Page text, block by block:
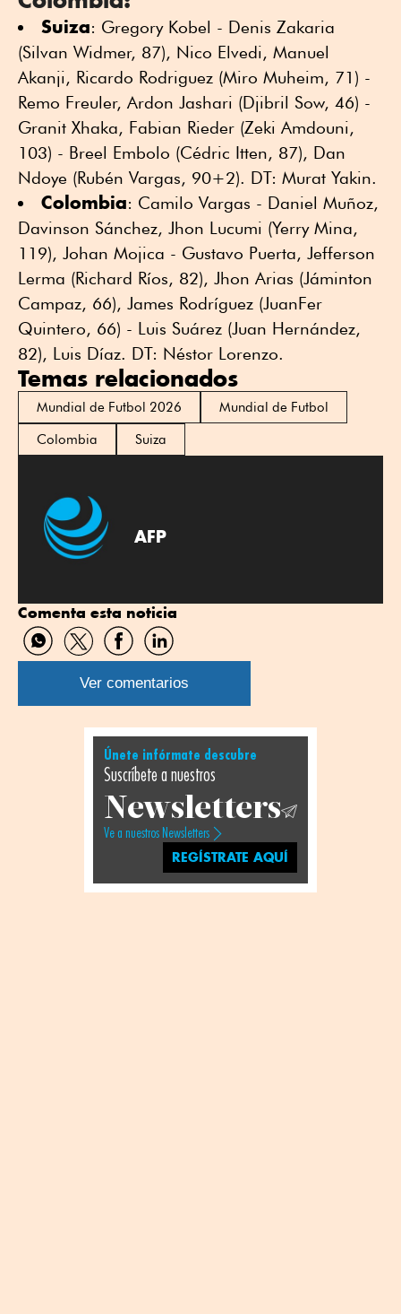
Suiza: Gregory Kobel - Denis Zakaria
(Silvan Widmer, 87), Nico Elvedi, Manuel
Akanji, Ricardo Rodriguez (Miro Muheim, 71) -
Remo Freuler, Ardon Jashari (Djibril Sow, 46) -
Granit Xhaka, Fabian Rieder (Zeki Amdouni,
103) - Breel Embolo (Cédric Itten, 87), Dan
Ndoye (Rubén Vargas, 90+2). DT: Murat Yakin.
Colombia: Camilo Vargas - Daniel Muñoz,
Davinson Sánchez, Jhon Lucumi (Yerry Mina,
119), Johan Mojica - Gustavo Puerta, Jefferson
Lerma (Richard Ríos, 82), Jhon Arias (Jáminton
Campaz, 66), James Rodríguez (JuanFer
Quintero, 66) - Luis Suárez (Juan Hernández,
82), Luis Díaz. DT: Néstor Lorenzo.
Temas relacionados
Mundial de Futbol 2026
Mundial de Futbol
Colombia
Suiza
AFP
Comenta esta noticia
Compartir
por
WhatsApp
Compartir
por
Twitter
Compartir
por
Facebook
Compartir
por
Linkedin
Ver comentarios
Únete infórmate descubre
Suscríbete a nuestros
Newsletters
Ve a nuestros Newsletters
REGÍSTRATE AQUÍ